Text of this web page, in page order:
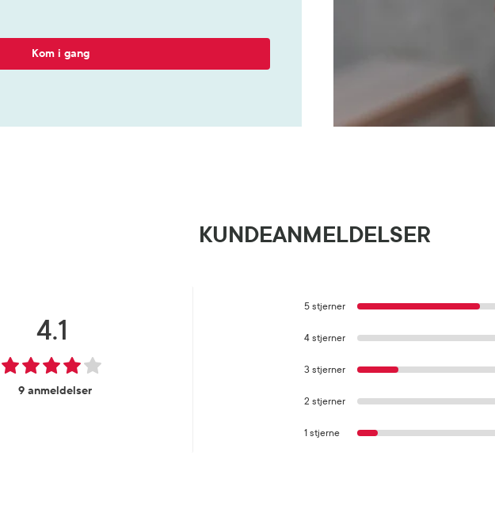
Kom i gang
KUNDEANMELDELSER
4.1
9 anmeldelser
5 stjerner
4 stjerner
3 stjerner
2 stjerner
1 stjerne